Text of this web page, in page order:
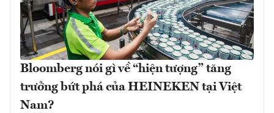
Bloomberg nói gì về “hiện tượng” tăng
trưởng bứt phá của HEINEKEN tại Việt
Nam?